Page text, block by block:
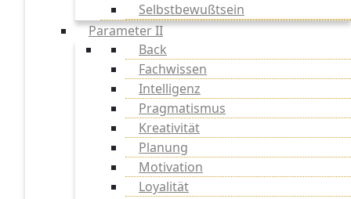
Selbstbewußtsein
Parameter II
Back
Fachwissen
Intelligenz
Pragmatismus
Kreativität
Planung
Motivation
Loyalität